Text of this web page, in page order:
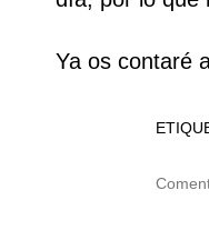
Ya os contaré